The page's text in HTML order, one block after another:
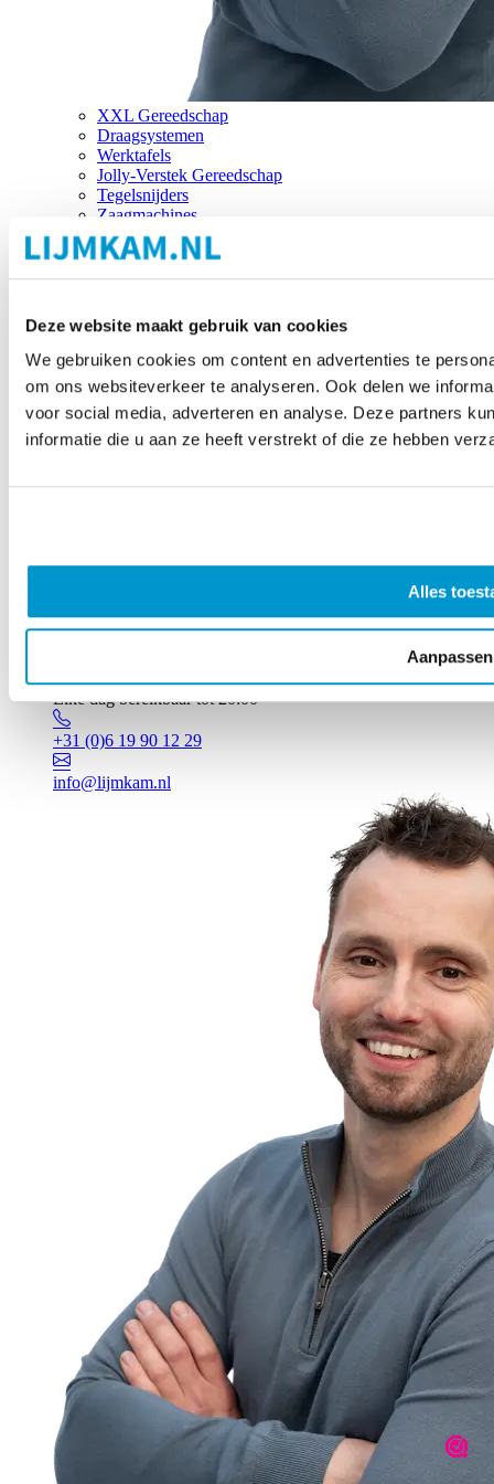
Deze website maakt gebruik van cookies
We gebruiken cookies om content en advertenties te
om ons websiteverkeer te analyseren. Ook delen we
voor social media, adverteren en analyse. Deze partners
informatie die u aan ze heeft verstrekt of die ze hebben
Alles
Aanpassen
XXL Gereedschap
Draagsystemen
Werktafels
Jolly-Verstek Gereedschap
Tegelsnijders
Zaagmachines
Merken
Elke dag bereikbaar tot 20:00
+31 (0)6 19 90 12 29
info@lijmkam.nl